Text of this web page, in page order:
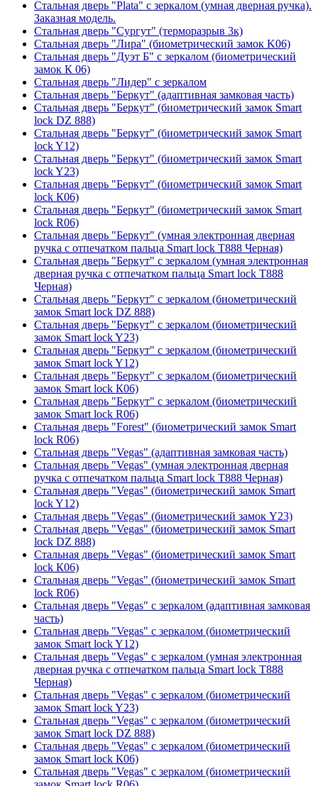
Стальная дверь "Plata" с зеркалом (умная дверная ручка).
Заказная модель.
Стальная дверь "Сургут" (терморазрыв 3к)
Стальная дверь "Лира" (биометрический замок K06)
Стальная дверь "Дуэт Б" с зеркалом (биометрический
замок К 06)
Стальная дверь "Лидер" с зеркалом
Стальная дверь "Беркут" (адаптивная замковая часть)
Стальная дверь "Беркут" (биометрический замок Smart
lock DZ 888)
Стальная дверь "Беркут" (биометрический замок Smart
lock Y12)
Стальная дверь "Беркут" (биометрический замок Smart
lock Y23)
Стальная дверь "Беркут" (биометрический замок Smart
lock К06)
Стальная дверь "Беркут" (биометрический замок Smart
lock R06)
Стальная дверь "Беркут" (умная электронная дверная
ручка с отпечатком пальца Smart lock T888 Черная)
Стальная дверь "Беркут" с зеркалом (умная электронная
дверная ручка с отпечатком пальца Smart lock T888
Черная)
Стальная дверь "Беркут" с зеркалом (биометрический
замок Smart lock DZ 888)
Стальная дверь "Беркут" с зеркалом (биометрический
замок Smart lock Y23)
Стальная дверь "Беркут" с зеркалом (биометрический
замок Smart lock Y12)
Стальная дверь "Беркут" с зеркалом (биометрический
замок Smart lock К06)
Стальная дверь "Беркут" с зеркалом (биометрический
замок Smart lock R06)
Стальная дверь "Forest" (биометрический замок Smart
lock R06)
Стальная дверь "Vegas" (адаптивная замковая часть)
Стальная дверь "Vegas" (умная электронная дверная
ручка с отпечатком пальца Smart lock T888 Черная)
Стальная дверь "Vegas" (биометрический замок Smart
lock Y12)
Стальная дверь "Vegas" (биометрический замок Y23)
Стальная дверь "Vegas" (биометрический замок Smart
lock DZ 888)
Стальная дверь "Vegas" (биометрический замок Smart
lock К06)
Стальная дверь "Vegas" (биометрический замок Smart
lock R06)
Стальная дверь "Vegas" с зеркалом (адаптивная замковая
часть)
Стальная дверь "Vegas" с зеркалом (биометрический
замок Smart lock Y12)
Стальная дверь "Vegas" с зеркалом (умная электронная
дверная ручка с отпечатком пальца Smart lock T888
Черная)
Стальная дверь "Vegas" с зеркалом (биометрический
замок Smart lock Y23)
Стальная дверь "Vegas" с зеркалом (биометрический
замок Smart lock DZ 888)
Стальная дверь "Vegas" с зеркалом (биометрический
замок Smart lock К06)
Стальная дверь "Vegas" с зеркалом (биометрический